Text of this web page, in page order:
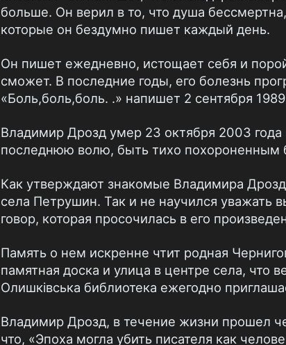
больше. Он верил в то, что душа
которые он бездумно пишет каждый день.
Он пишет ежедневно, истощает себя и
сможет. В последние годы, его болезнь
«Боль,боль,боль. .» напишет 2 сентября
Владимир Дрозд умер 23 октября 2003
последнюю волю, быть тихо похороненным
Как утверждают знакомые Владимира
села Петрушин. Так и не научился уважать
говор, которая просочилась в его
Память о нем искренне чтит родная
памятная доска и улица в центре села, что
Олишківська библиотека ежегодно
Владимир Дрозд, в течение жизни прошел
что, «Эпоха могла убить писателя как